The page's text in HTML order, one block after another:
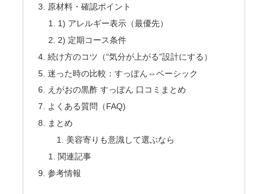
原材料・確認ポイント
1) アレルギー表示（最優先）
2) 定期コース条件
続け方のコツ（“気分が上がる”設計にする）
迷った時の比較：すっぽん⇔ベーシック
えがおの黒酢 すっぽん 口コミまとめ
よくある質問（FAQ)
まとめ
美容寄りも意識して選ぶなら
関連記事
参考情報